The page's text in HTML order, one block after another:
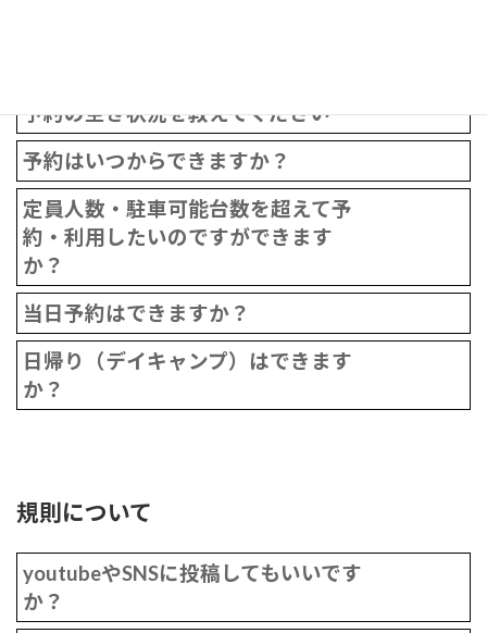
予約の空き状況を教えてください
予約はいつからできますか？
定員人数・駐車可能台数を超えて予
約・利用したいのですができます
か？
当日予約はできますか？
日帰り（デイキャンプ）はできます
か？
規則について
youtubeやSNSに投稿してもいいです
か？